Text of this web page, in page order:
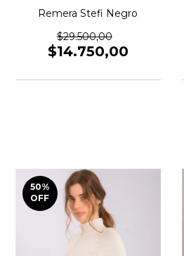
Remera Stefi Negro
$29.500,00
$14.750,00
50%
OFF